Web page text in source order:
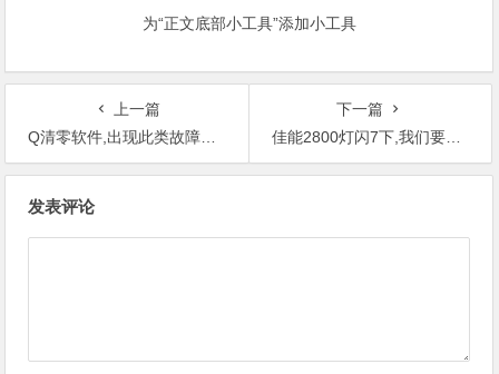
为“正文底部小工具”添加小工具
上一篇
Q清零软件,出现此类故障，不用东奔西走，远程就可以处理好了。
下一篇
佳能2800灯闪7下,我们要经常清零吗？
发表评论